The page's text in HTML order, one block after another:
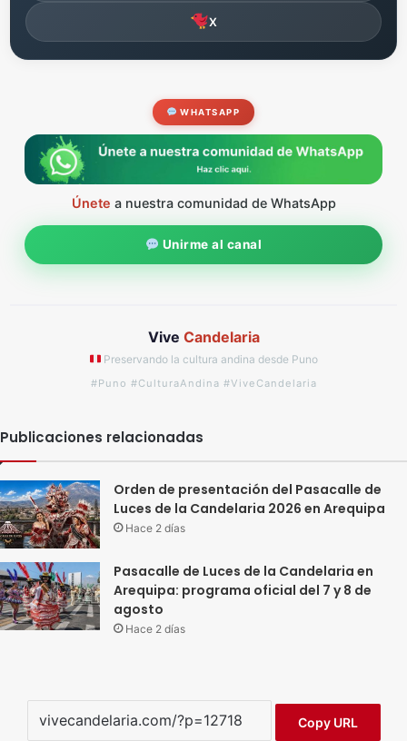
X
WHATSAPP
Únete a nuestra comunidad de WhatsApp
Unirme al canal
Vive Candelaria
Preservando la cultura andina desde Puno
#Puno #CulturaAndina #ViveCandelaria
Publicaciones relacionadas
Orden de presentación del Pasacalle de
Luces de la Candelaria 2026 en Arequipa
Hace 2 días
Pasacalle de Luces de la Candelaria en
Arequipa: programa oficial del 7 y 8 de
agosto
Hace 2 días
Copy URL